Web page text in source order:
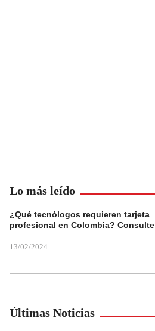
Lo más leído
¿Qué tecnólogos requieren tarjeta
profesional en Colombia? Consulte
13/02/2024
Últimas Noticias